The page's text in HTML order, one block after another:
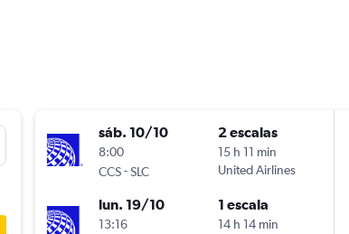
sáb. 10/10
8:00
CCS-SLC
2 escalas
15 h 11 min
United Airlines
lun. 19/10
13:16
1 escala
14 h 14 min